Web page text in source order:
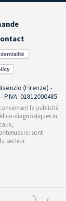
(Firenze) -
P.IVA: 01812000485
la publicité
diagnostiques in
ici sont
secteur.